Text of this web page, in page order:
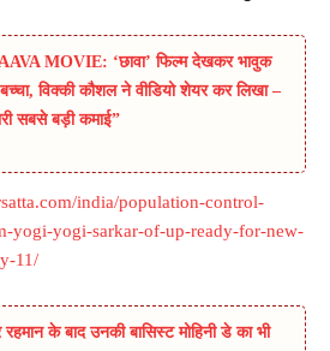
MOVIE: ‘छावा’ फिल्म देखकर भावुक
विक्की कौशल ने वीडियो शेयर कर लिखा –
सबसे बड़ी कमाई”
india/population-control-
yogi-yogi-sarkar-of-up-ready-for-new-
11/
के बाद उनकी बासिस्ट मोहिनी डे का भी